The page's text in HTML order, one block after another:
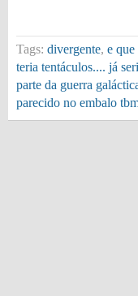
Tags: divergente, e que
teria tentáculos.... já
parte da guerra
parecido no embalo